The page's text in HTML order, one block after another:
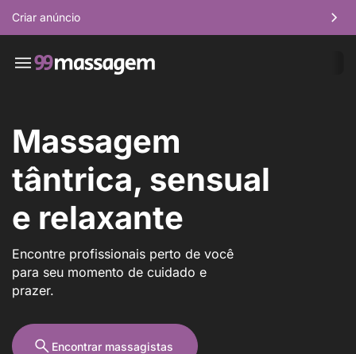
Criar anúncio
Massagem
tântrica, sensual
e relaxante
Encontre profissionais perto de você
para seu momento de cuidado e
prazer.
Encontrar massagistas